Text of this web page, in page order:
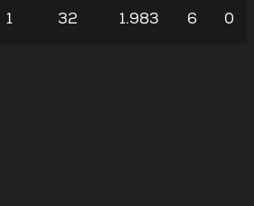
1 32 1.983 6 0